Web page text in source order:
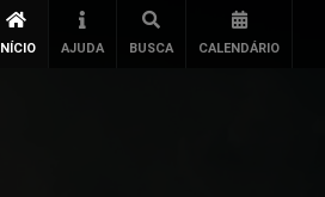
AJUDA BUSCA CALENDÁRIO